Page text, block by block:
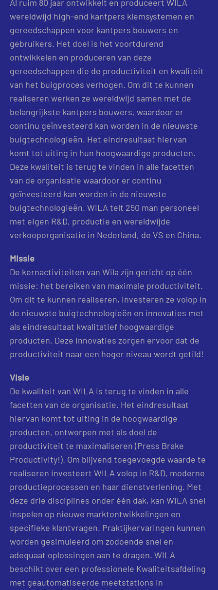
wereldwijd high-end kantpers klemsystemen en
gereedschappen voor kantpers bouwers en
gebruikers. Het doel is het voortdurend
ontwikkelen en produceren van deze
gereedschappen die de productiviteit en kwaliteit
van het buigproces verhogen. Om dit te kunnen
realiseren werken ze wereldwijd samen met de
belangrijkste kantpers bouwers, waardoor er
continu geïnvesteerd kan worden in de nieuwste
buigtechnologieën. Het eindresultaat hiervan
komt tot uiting in hun hoogwaardige producten.
Deze kwaliteit is terug te vinden in alle facetten
van de organisatie waardoor er continu
geïnvesteerd kan worden in de nieuwste
buigtechnologieën. WILA telt 250 man personeel
met eigen R&D, productie en wereldwijde
verkooporganisatie in Nederland, de VS en China.
Missie
De kernactiviteiten van Wila zijn gericht op één
missie: het bereiken van maximale productiviteit.
Om dit te kunnen realiseren, investeren ze volop in
de nieuwste buigtechnologieën en innovaties met
als eindresultaat kwalitatief hoogwaardige
producten. Deze innovaties zorgen ervoor dat de
productiviteit naar een hoger niveau wordt getild!
Visie
De kwaliteit van WILA is terug te vinden in alle
facetten van de organisatie. Het eindresultaat
hiervan komt tot uiting in de hoogwaardige
producten, ontworpen met als doel de
productiviteit te maximaliseren (Press Brake
Productivity!). Om blijvend toegevoegde waarde te
realiseren investeert WILA volop in R&D, moderne
productieprocessen en haar dienstverlening. Met
deze drie disciplines onder één dak, kan WILA snel
inspelen op nieuwe marktontwikkelingen en
specifieke klantvragen. Praktijkervaringen kunnen
worden gesimuleerd om zodoende snel en
adequaat oplossingen aan te dragen. WILA
beschikt over een professionele Kwaliteitsafdeling
met geautomatiseerde meetstations in